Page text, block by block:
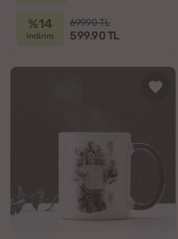
%14
indirim
699.90 TL
599.90 TL